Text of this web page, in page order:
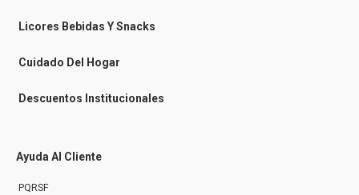
n
g
r
Licores Bebidas Y Snacks
Cuidado Del Hogar
Descuentos Institucionales
Ayuda Al Cliente
PQRSF